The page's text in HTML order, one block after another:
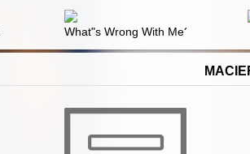
What"s Wrong With Me?